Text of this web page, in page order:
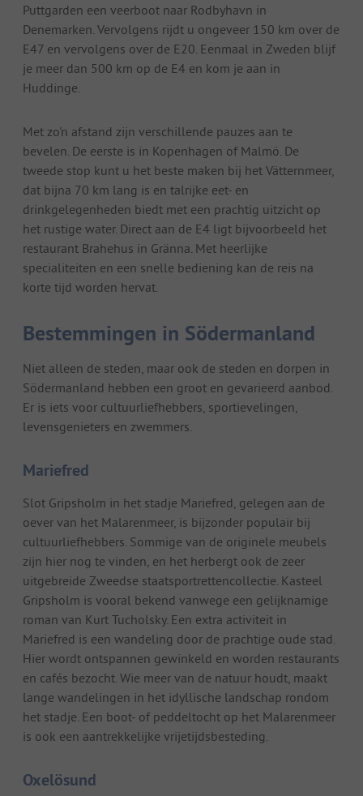
Puttgarden een veerboot naar Rodbyhavn in
Denemarken. Vervolgens rijdt u ongeveer 150 km over de
E47 en vervolgens over de E20. Eenmaal in Zweden blijf
je meer dan 500 km op de E4 en kom je aan in
Huddinge.
Met zo'n afstand zijn verschillende pauzes aan te
bevelen. De eerste is in Kopenhagen of Malmö. De
tweede stop kunt u het beste maken bij het Vätternmeer,
dat bijna 70 km lang is en talrijke eet- en
drinkgelegenheden biedt met een prachtig uitzicht op
het rustige water. Direct aan de E4 ligt bijvoorbeeld het
restaurant Brahehus in Gränna. Met heerlijke
specialiteiten en een snelle bediening kan de reis na
korte tijd worden hervat.
Bestemmingen in Södermanland
Niet alleen de steden, maar ook de steden en dorpen in
Södermanland hebben een groot en gevarieerd aanbod.
Er is iets voor cultuurliefhebbers, sportievelingen,
levensgenieters en zwemmers.
Mariefred
Slot Gripsholm in het stadje Mariefred, gelegen aan de
oever van het Malarenmeer, is bijzonder populair bij
cultuurliefhebbers. Sommige van de originele meubels
zijn hier nog te vinden, en het herbergt ook de zeer
uitgebreide Zweedse staatsportrettencollectie. Kasteel
Gripsholm is vooral bekend vanwege een gelijknamige
roman van Kurt Tucholsky. Een extra activiteit in
Mariefred is een wandeling door de prachtige oude stad.
Hier wordt ontspannen gewinkeld en worden restaurants
en cafés bezocht. Wie meer van de natuur houdt, maakt
lange wandelingen in het idyllische landschap rondom
het stadje. Een boot- of peddeltocht op het Malarenmeer
is ook een aantrekkelijke vrijetijdsbesteding.
Oxelösund